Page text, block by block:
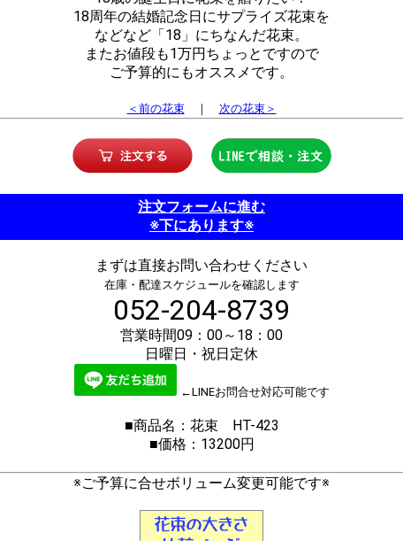
18周年の結婚記念日にサプライズ花束を
などなど「18」にちなんだ花束。
またお値段も1万円ちょっとですので
ご予算的にもオススメです。
＜前の花束｜ 次の花束＞
注文フォームに進む
※下にあります※
まずは直接お問い合わせください
在庫・配達スケジュールを確認します
052-204-8739
営業時間09：00～18：00
日曜日・祝日定休
←LINEお問合せ対応可能です
■商品名：花束 HT-423
■価格：13200円
※ご予算に合せボリューム変更可能です※